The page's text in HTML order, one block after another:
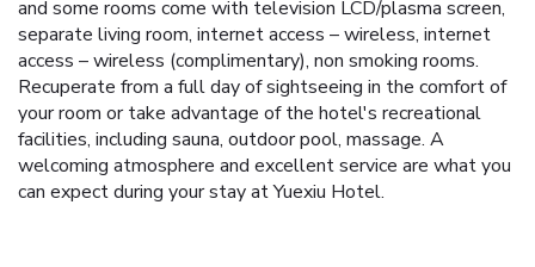
and some rooms come with television LCD/plasma screen,
separate living room, internet access – wireless, internet
access – wireless (complimentary), non smoking rooms.
Recuperate from a full day of sightseeing in the comfort of
your room or take advantage of the hotel's recreational
facilities, including sauna, outdoor pool, massage. A
welcoming atmosphere and excellent service are what you
can expect during your stay at Yuexiu Hotel.